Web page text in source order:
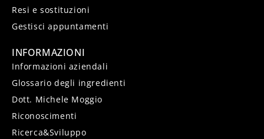
Resi e sostituzioni
Gestisci appuntamenti
INFORMAZIONI
Informazioni aziendali
Glossario degli ingredienti
Dott. Michele Moggio
Riconoscimenti
Ricerca&Sviluppo